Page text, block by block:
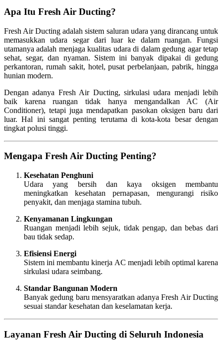
Apa Itu Fresh Air Ducting?
Fresh Air Ducting adalah sistem saluran udara yang dirancang untuk
memasukkan udara segar dari luar ke dalam ruangan. Fungsi
utamanya adalah menjaga kualitas udara di dalam gedung agar tetap
sehat, segar, dan nyaman. Sistem ini banyak dipakai di gedung
perkantoran, rumah sakit, hotel, pusat perbelanjaan, pabrik, hingga
hunian modern.
Dengan adanya Fresh Air Ducting, sirkulasi udara menjadi lebih
baik karena ruangan tidak hanya mengandalkan AC (Air
Conditioner), tetapi juga mendapatkan pasokan oksigen baru dari
luar. Hal ini sangat penting terutama di kota-kota besar dengan
tingkat polusi tinggi.
Mengapa Fresh Air Ducting Penting?
Kesehatan Penghuni
Udara yang bersih dan kaya oksigen membantu
meningkatkan kesehatan pernapasan, mengurangi risiko
penyakit, dan menjaga stamina tubuh.
Kenyamanan Lingkungan
Ruangan menjadi lebih sejuk, tidak pengap, dan bebas dari
bau tidak sedap.
Efisiensi Energi
Sistem ini membantu kinerja AC menjadi lebih optimal karena
sirkulasi udara seimbang.
Standar Bangunan Modern
Banyak gedung baru mensyaratkan adanya Fresh Air Ducting
sesuai standar kesehatan dan keselamatan kerja.
Layanan Fresh Air Ducting di Seluruh Indonesia